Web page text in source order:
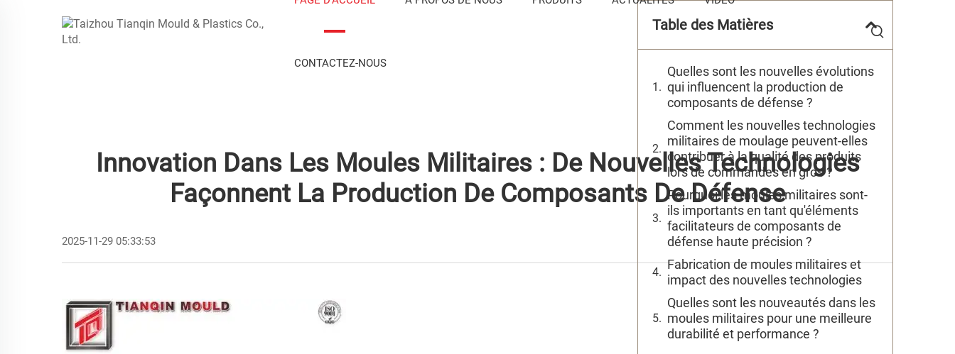
CONTACTEZ-NOUS
Innovation Dans Les Moules Militaires : De Nouvelles Technologies
Façonnent La Production De Composants De Défense
2025-11-29 05:33:53
Table des Matières
Quelles sont les nouvelles évolutions
qui influencent la production de
composants de défense ?
Comment les nouvelles technologies
militaires de moulage peuvent-elles
contribuer à la qualité des produits
lors de commandes en gros ?
Pourquoi les moules militaires sont-
ils importants en tant qu'éléments
facilitateurs de composants de
défense haute précision ?
Fabrication de moules militaires et
impact des nouvelles technologies
Quelles sont les nouveautés dans les
moules militaires pour une meilleure
durabilité et performance ?